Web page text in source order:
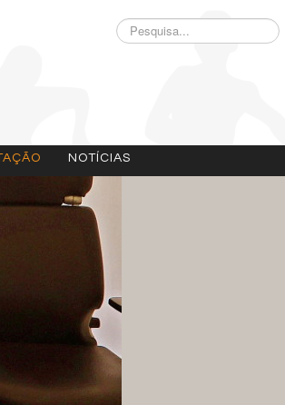
Pesquisa...
NOTÍCIAS